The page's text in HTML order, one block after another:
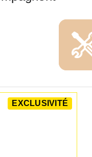
EXCLUSIVITÉ